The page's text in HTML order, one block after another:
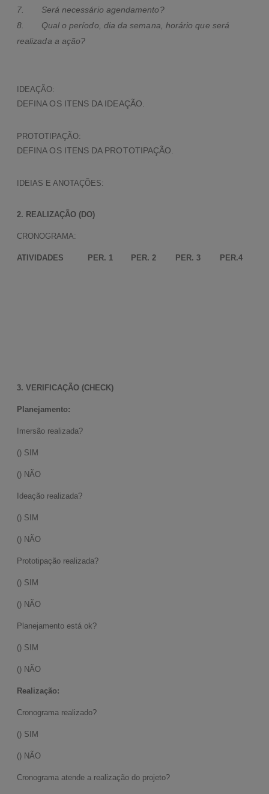
7. Será necessário agendamento?
8. Qual o período, dia da semana, horário que será
realizada a ação?
IDEAÇÃO:
DEFINA OS ITENS DA IDEAÇÃO.
PROTOTIPAÇÃO:
DEFINA OS ITENS DA PROTOTIPAÇÃO.
IDEIAS E ANOTAÇÕES:
2. REALIZAÇÃO (DO)
CRONOGRAMA:
ATIVIDADES PER. 1 PER. 2 PER. 3 PER.4
3. VERIFICAÇÃO (CHECK)
Planejamento:
Imersão realizada?
() SIM
() NÃO
Ideação realizada?
() SIM
() NÃO
Prototipação realizada?
() SIM
() NÃO
Planejamento está ok?
() SIM
() NÃO
Realização:
Cronograma realizado?
() SIM
() NÃO
Cronograma atende a realização do projeto?